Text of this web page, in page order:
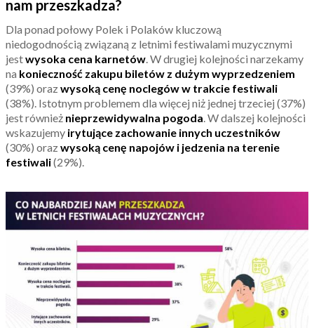
nam przeszkadza?
Dla ponad połowy Polek i Polaków kluczową
niedogodnością związaną z letnimi festiwalami muzycznymi
jestwysoka cena karnetów . W drugiej kolejności narzekamy
na konieczność zakupu biletów z dużym wyprzedzeniem
(39%) orazwysoką cenę noclegów w trakcie festiwali
(38%). Istotnym problemem dla więcej niż jednej trzeciej (37%)
jest również nieprzewidywalna pogoda . W dalszej kolejności
wskazujemy irytujące zachowanie innych uczestników
(30%) orazwysoką cenę napojów i jedzenia na terenie
festiwali(29%).